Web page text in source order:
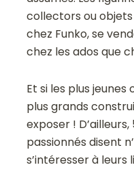
collectors ou
chez Funko, se
chez les ados que
Et si les plus
plus grands
exposer !
passionnés disent
s’intéresser à leurs